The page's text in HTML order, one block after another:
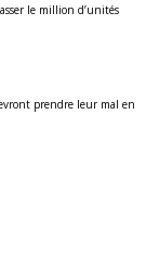
le million d’unités
prendre leur mal en